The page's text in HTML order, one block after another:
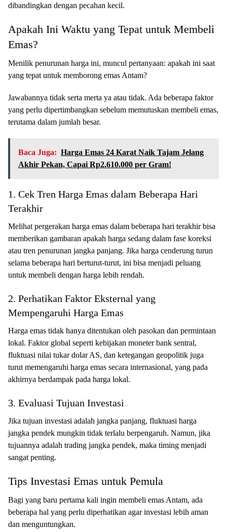
dibandingkan dengan pecahan kecil.
Apakah Ini Waktu yang Tepat untuk Membeli
Emas?
Menilik penurunan harga ini, muncul pertanyaan: apakah ini saat
yang tepat untuk memborong emas Antam?
Jawabannya tidak serta merta ya atau tidak. Ada beberapa faktor
yang perlu dipertimbangkan sebelum memutuskan membeli emas,
terutama dalam jumlah besar.
Baca Juga: Harga Emas 24 Karat Naik Tajam Jelang
Akhir Pekan, Capai Rp2.610.000 per Gram!
1. Cek Tren Harga Emas dalam Beberapa Hari
Terakhir
Melihat pergerakan harga emas dalam beberapa hari terakhir bisa
memberikan gambaran apakah harga sedang dalam fase koreksi
atau tren penurunan jangka panjang. Jika harga cenderung turun
selama beberapa hari berturut-turut, ini bisa menjadi peluang
untuk membeli dengan harga lebih rendah.
2. Perhatikan Faktor Eksternal yang
Mempengaruhi Harga Emas
Harga emas tidak hanya ditentukan oleh pasokan dan permintaan
lokal. Faktor global seperti kebijakan moneter bank sentral,
fluktuasi nilai tukar dolar AS, dan ketegangan geopolitik juga
turut memengaruhi harga emas secara internasional, yang pada
akhirnya berdampak pada harga lokal.
3. Evaluasi Tujuan Investasi
Jika tujuan investasi adalah jangka panjang, fluktuasi harga
jangka pendek mungkin tidak terlalu berpengaruh. Namun, jika
tujuannya adalah trading jangka pendek, maka timing menjadi
sangat penting.
Tips Investasi Emas untuk Pemula
Bagi yang baru pertama kali ingin membeli emas Antam, ada
beberapa hal yang perlu diperhatikan agar investasi lebih aman
dan menguntungkan.